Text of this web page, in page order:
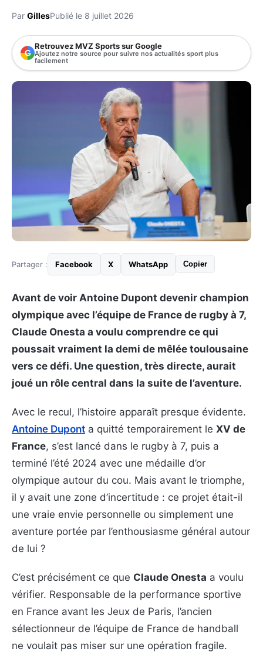
Par GillesPublié le 8 juillet 2026
G
Retrouvez MVZ Sports sur Google
Ajoutez notre source pour suivre nos actualités sport plus
facilement
Partager : Facebook X WhatsApp Copier
Avant de voir Antoine Dupont devenir champion
olympique avec l’équipe de France de rugby à 7,
Claude Onesta a voulu comprendre ce qui
poussait vraiment la demi de mêlée toulousaine
vers ce défi. Une question, très directe, aurait
joué un rôle central dans la suite de l’aventure.
Avec le recul, l’histoire apparaît presque évidente.
Antoine Dupont a quitté temporairement le XV de
France, s’est lancé dans le rugby à 7, puis a
terminé l’été 2024 avec une médaille d’or
olympique autour du cou. Mais avant le triomphe,
il y avait une zone d’incertitude : ce projet était-il
une vraie envie personnelle ou simplement une
aventure portée par l’enthousiasme général autour
de lui ?
C’est précisément ce que Claude Onesta a voulu
vérifier. Responsable de la performance sportive
en France avant les Jeux de Paris, l’ancien
sélectionneur de l’équipe de France de handball
ne voulait pas miser sur une opération fragile.